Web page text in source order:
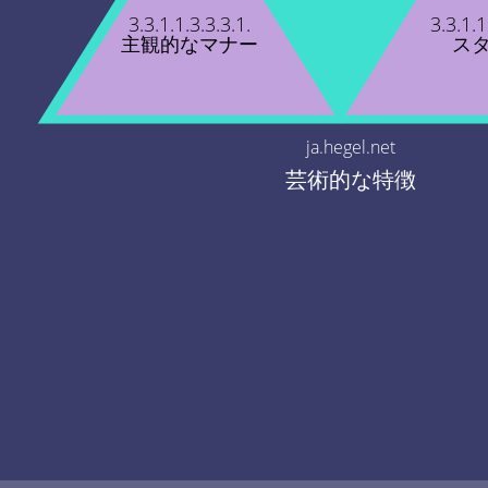
3.3.1.1.3.3.3.1.
主観的なマナー ス
ja.hegel.net
芸術的な特徴